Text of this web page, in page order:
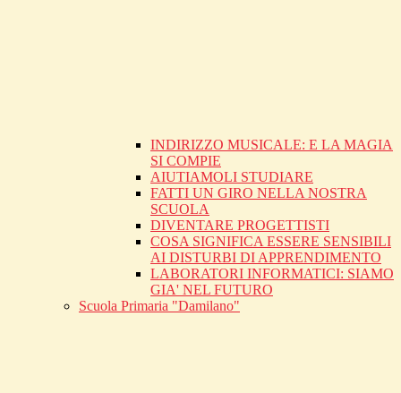
INDIRIZZO MUSICALE: E LA MAGIA
SI COMPIE
AIUTIAMOLI STUDIARE
FATTI UN GIRO NELLA NOSTRA
SCUOLA
DIVENTARE PROGETTISTI
COSA SIGNIFICA ESSERE SENSIBILI
AI DISTURBI DI APPRENDIMENTO
LABORATORI INFORMATICI: SIAMO
GIA' NEL FUTURO
Scuola Primaria "Damilano"